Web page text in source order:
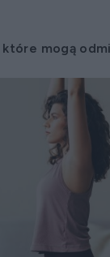
które mogą